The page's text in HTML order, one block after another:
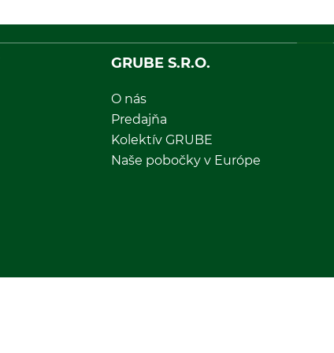
GRUBE S.R.O.
O nás
Predajňa
Kolektív GRUBE
Naše pobočky v Európe